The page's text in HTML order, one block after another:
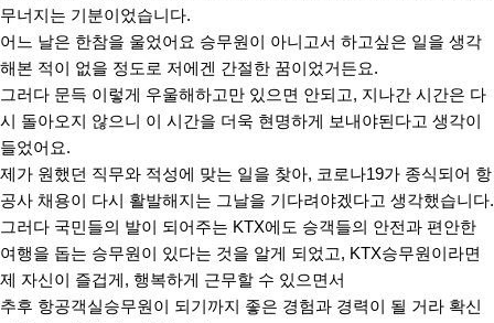
무너지는 기분이었습니다.
어느 날은 한참을 울었어요 승무원이 아니고서 하고싶은 일을 생각
해본 적이 없을 정도로 저에겐 간절한 꿈이었거든요.
그러다 문득 이렇게 우울해하고만 있으면 안되고, 지나간 시간은 다
시 돌아오지 않으니 이 시간을 더욱 현명하게 보내야된다고 생각이
들었어요.
제가 원했던 직무와 적성에 맞는 일을 찾아, 코로나19가 종식되어 항
공사 채용이 다시 활발해지는 그날을 기다려야겠다고 생각했습니다.
그러다 국민들의 발이 되어주는 KTX에도 승객들의 안전과 편안한
여행을 돕는 승무원이 있다는 것을 알게 되었고, KTX승무원이라면
제 자신이 즐겁게 , 행복하게 근무할 수 있으면서
추후 항공객실승무원이 되기까지 좋은 경험과 경력이 될 거라 확신